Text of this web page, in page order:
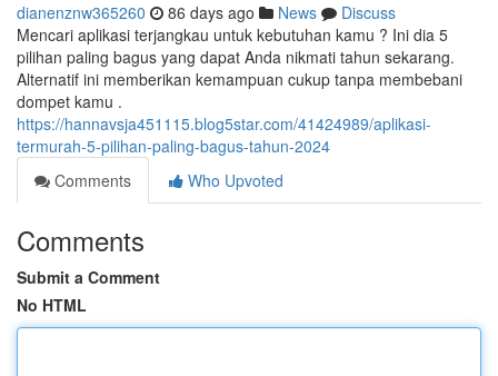
dianenznw365260 86 days ago News
Discuss
Mencari aplikasi terjangkau untuk kebutuhan kamu ? Ini dia 5
pilihan paling bagus yang dapat Anda nikmati tahun sekarang.
Alternatif ini memberikan kemampuan cukup tanpa membebani
dompet kamu .
https://hannavsja451115.blog5star.com/41424989/aplikasi-
termurah-5-pilihan-paling-bagus-tahun-2024
Comments
Who Upvoted
Comments
Submit a Comment
No HTML